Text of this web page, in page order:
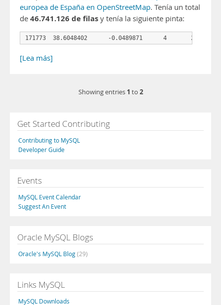
europea de España en OpenStreetMap. Tenía un total
de 46.741.126 de filas y tenía la siguiente pinta:
171773  38.6048402      -0.0489871      4       2012-
[Lea más]
Showing entries 1 to 2
Get Started Contributing
Contributing to MySQL
Developer Guide
Events
MySQL Event Calendar
Suggest An Event
Oracle MySQL Blogs
Oracle's MySQL Blog(29)
Links MySQL
MySQL Downloads